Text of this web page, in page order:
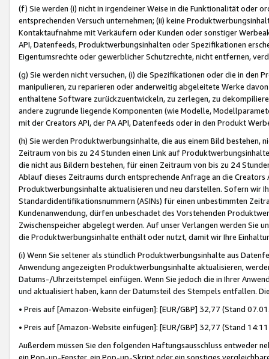
(f) Sie werden (i) nicht in irgendeiner Weise in die Funktionalität oder
entsprechenden Versuch unternehmen; (ii) keine
Kontaktaufnahme mit Verkäufern oder Kunden oder sonstiger
API, Datenfeeds, Produktwerbungsinhalten oder Spezifikationen
Eigentumsrechte oder gewerblicher Schutzrechte, nicht entfernen,
(g) Sie werden nicht versuchen, (i) die Spezifikationen oder die in
manipulieren, zu reparieren oder anderweitig abgeleitete Werke
enthaltene Software zurückzuentwickeln, zu zerlegen, zu
andere zugrunde liegende Komponenten (wie Modelle,
mit der Creators API, der PA API, Datenfeeds oder in den Produkt
(h) Sie werden Produktwerbungsinhalte, die aus einem Bild bestehen,
Zeitraum von bis zu 24 Stunden einen Link auf
die nicht aus Bildern bestehen, für einen Zeitraum von bis zu 24
Ablauf dieses Zeitraums durch entsprechende Anfrage an die
Produktwerbungsinhalte aktualisieren und neu darstellen. Sofern wir
Standardidentifikationsnummern (ASINs) für einen unbestimmten
Kundenanwendung, dürfen unbeschadet des Vorstehenden
Zwischenspeicher abgelegt werden. Auf unser Verlangen werden Sie
die Produktwerbungsinhalte enthält oder nutzt, damit wir Ihre
(i) Wenn Sie seltener als stündlich Produktwerbungsinhalte aus
Anwendung angezeigten Produktwerbungsinhalte aktualisieren,
Datums-/Uhrzeitstempel einfügen. Wenn Sie jedoch die in Ihrer
und aktualisiert haben, kann der Datumsteil des Stempels entfallen.
• Preis auf [Amazon-Website einfügen]: [EUR/GBP] 32,77 (Stand
• Preis auf [Amazon-Website einfügen]: [EUR/GBP] 32,77 (Stand
Außerdem müssen Sie den folgenden Haftungsausschluss entweder
ein Pop-up-Fenster, ein Pop-up-Skript oder ein sonstiges